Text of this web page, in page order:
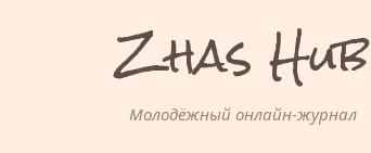
Zhas Hub
Молодёжный онлайн-журнал